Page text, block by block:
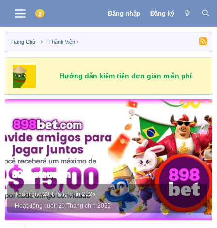
Đăng nhập Đăng ký
Trang Chủ Thành Viên
Hướng dẫn kiếm tiền đơn giản miễn phí
898beteucom
Tham gia 20 Tháng chín 2025
Hoạt động cuối 20 Tháng chín 2025